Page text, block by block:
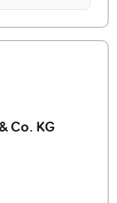
Treppenlifte
eigenen
Co. KG